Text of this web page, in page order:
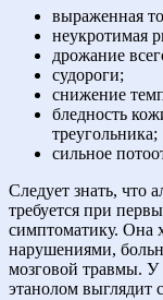
выраженная
неукротимая
дрожание
судороги;
снижение
бледность
треугольника;
сильное
Следует знать, что
требуется при
симптоматику. Она
нарушениями,
мозговой травмы. У
этанолом выглядит